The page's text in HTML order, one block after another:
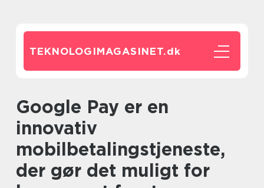
TEKNOLOGIMAGASINET.dk
Google Pay er en
innovativ
mobilbetalingstjeneste,
der gør det muligt for